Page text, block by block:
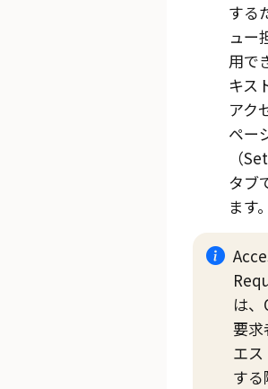
する
ュー
用で
キス
アク
ペー
（
タブ
ます
は
要求
エ
す